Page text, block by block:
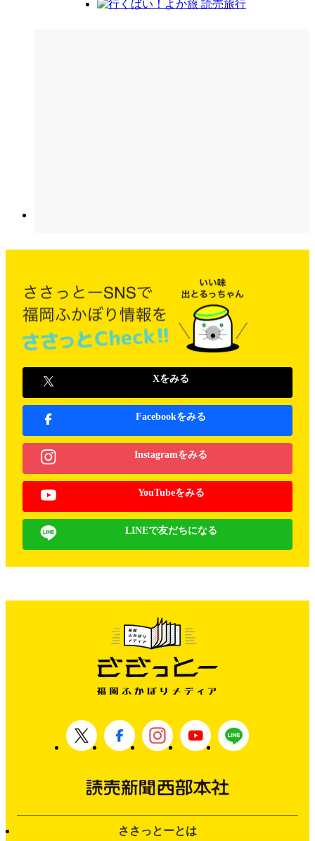
Xをみる
Facebookをみる
Instagramをみる
YouTubeをみる
LINEで友だちになる
ささっとーとは